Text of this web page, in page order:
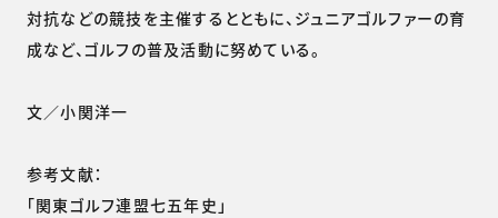
対抗などの競技を主催するとともに、ジュニアゴルファーの育
成など、ゴルフの普及活動に努めている。
文／小関洋一
参考文献：
「関東ゴルフ連盟七五年史」